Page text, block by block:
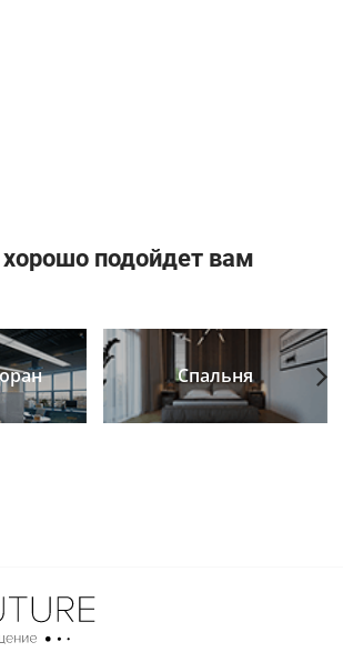
подойдет вам
Спальня